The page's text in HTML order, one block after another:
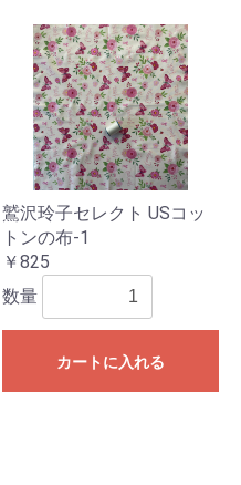
鷲沢玲子セレクト USコッ
トンの布-1
￥825
数量
カートに入れる